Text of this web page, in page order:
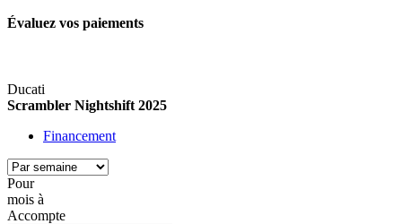
Évaluez vos paiements
Ducati
Scrambler Nightshift 2025
Financement
Pour
mois à
Accompte